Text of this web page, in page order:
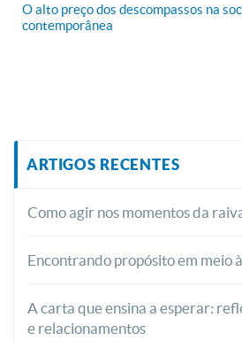
O alto preço dos descompassos na
contemporânea
ARTIGOS RECENTES
Como agir nos momentos da
Encontrando propósito em meio
A carta que ensina a esperar:
e relacionamentos